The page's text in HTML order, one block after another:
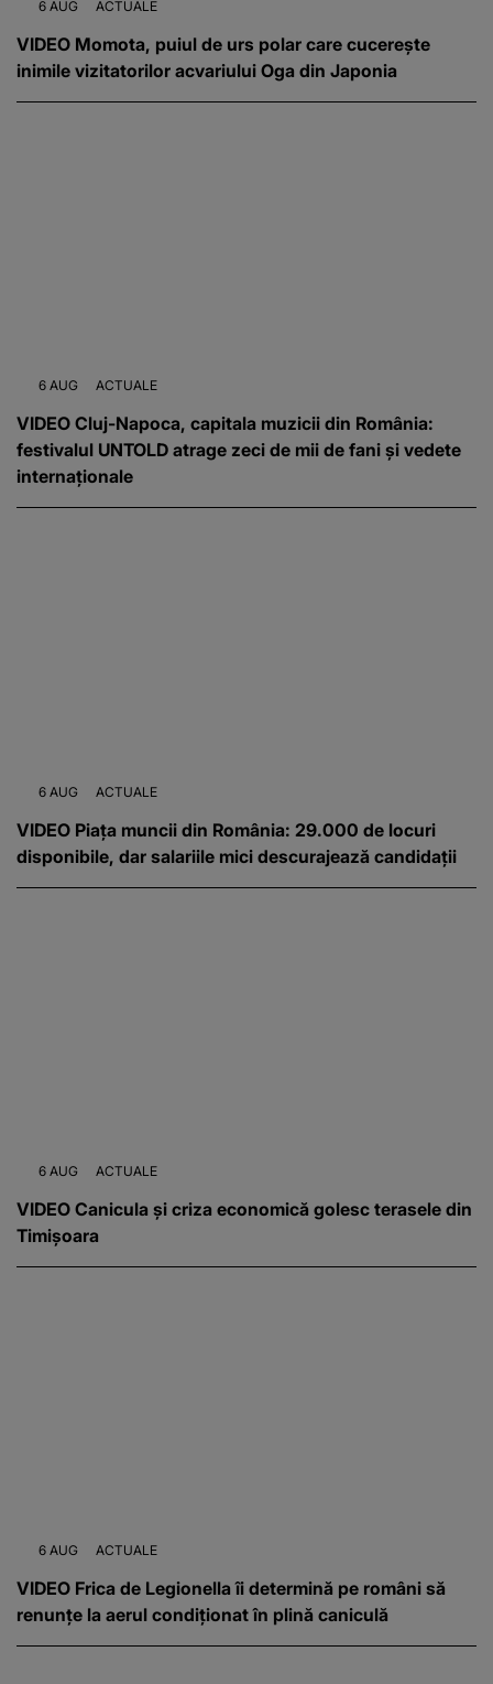
6 AUG ACTUALE
VIDEO Momota, puiul de urs polar care cucerește
inimile vizitatorilor acvariului Oga din Japonia
6 AUG ACTUALE
VIDEO Cluj-Napoca, capitala muzicii din România:
festivalul UNTOLD atrage zeci de mii de fani și vedete
internaționale
6 AUG ACTUALE
VIDEO Piața muncii din România: 29.000 de locuri
disponibile, dar salariile mici descurajează candidații
6 AUG ACTUALE
VIDEO Canicula și criza economică golesc terasele din
Timișoara
6 AUG ACTUALE
VIDEO Frica de Legionella îi determină pe români să
renunțe la aerul condiționat în plină caniculă